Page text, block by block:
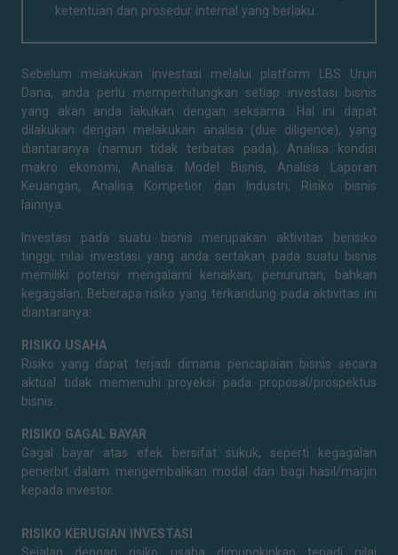
ketentuan dan prosedur internal yang berlaku.
Sebelum melakukan investasi melalui platform LBS Urun
Dana, anda perlu memperhitungkan setiap investasi bisnis
yang akan anda lakukan dengan seksama. Hal ini dapat
dilakukan dengan melakukan analisa (due diligence), yang
diantaranya (namun tidak terbatas pada); Analisa kondisi
makro ekonomi, Analisa Model Bisnis, Analisa Laporan
Keuangan, Analisa Kompetior dan Industri, Risiko bisnis
lainnya.
Investasi pada suatu bisnis merupakan aktivitas berisiko
tinggi, nilai investasi yang anda sertakan pada suatu bisnis
memiliki potensi mengalami kenaikan, penurunan, bahkan
kegagalan. Beberapa risiko yang terkandung pada aktivitas ini
diantaranya:
RISIKO USAHA
Risiko yang dapat terjadi dimana pencapaian bisnis secara
aktual tidak memenuhi proyeksi pada proposal/prospektus
bisnis.
RISIKO GAGAL BAYAR
Gagal bayar atas efek bersifat sukuk, seperti kegagalan
penerbit dalam mengembalikan modal dan bagi hasil/marjin
kepada investor.
RISIKO KERUGIAN INVESTASI
Sejalan dengan risiko usaha dimungkinkan terjadi nilai